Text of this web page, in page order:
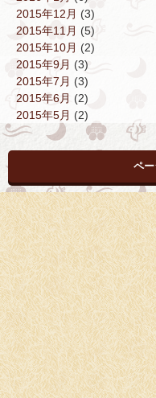
2015年12月 (3)
2015年11月 (5)
2015年10月 (2)
2015年9月 (3)
2015年7月 (3)
2015年6月 (2)
2015年5月 (2)
ペ